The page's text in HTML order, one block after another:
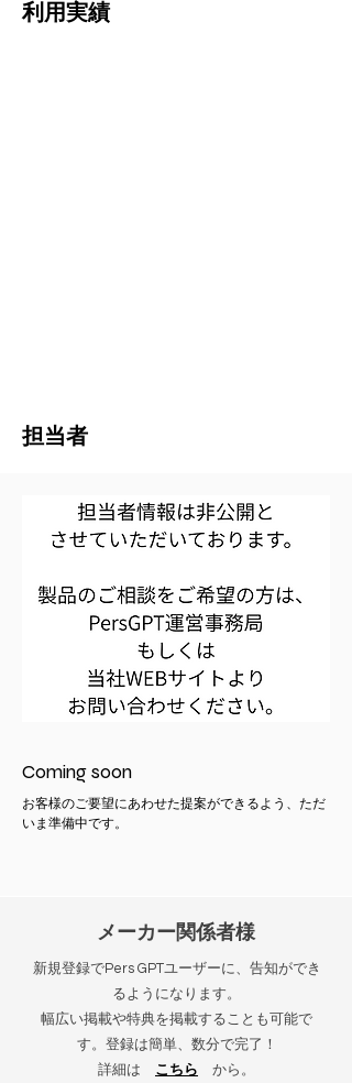
利用実績
担当者
Coming soon
お客様のご要望にあわせた提案ができるよう、ただ
いま準備中です。
メーカー関係者様
新規登録でPers GPTユーザーに、告知ができ
るようになります。
幅広い掲載や特典を掲載することも可能で
す。登録は簡単、数分で完了！
詳細は こちら から。